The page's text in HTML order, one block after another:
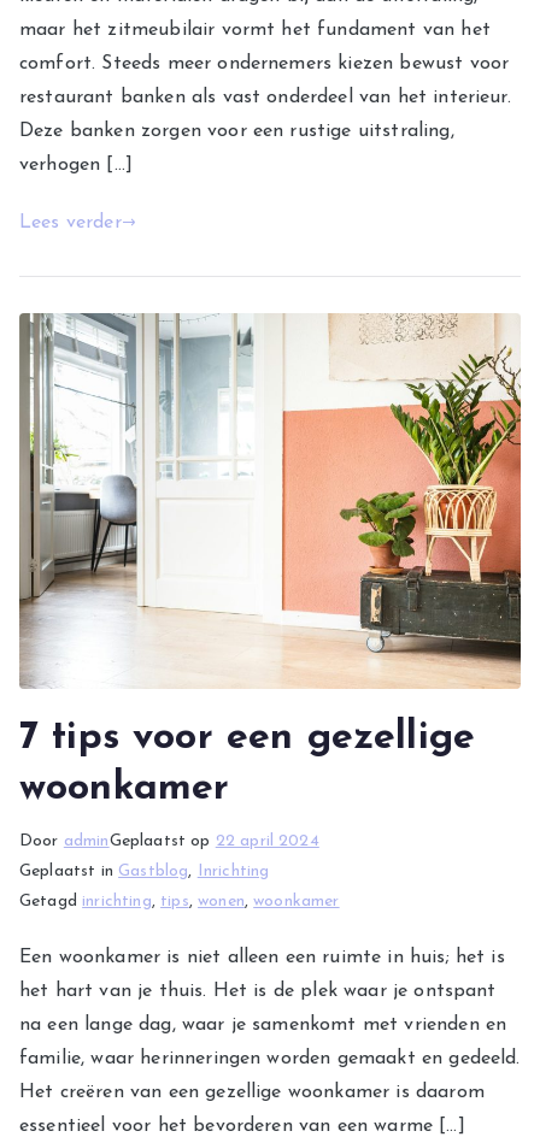
maar het zitmeubilair vormt het fundament van het
comfort. Steeds meer ondernemers kiezen bewust voor
restaurant banken als vast onderdeel van het interieur.
Deze banken zorgen voor een rustige uitstraling,
verhogen […]
Lees verder
7 tips voor een gezellige
woonkamer
Door adminGeplaatst op 22 april 2024
Geplaatst in Gastblog,
Inrichting
Getagd inrichting, tips,wonen,woonkamer
Een woonkamer is niet alleen een ruimte in huis; het is
het hart van je thuis. Het is de plek waar je ontspant
na een lange dag, waar je samenkomt met vrienden en
familie, waar herinneringen worden gemaakt en gedeeld.
Het creëren van een gezellige woonkamer is daarom
essentieel voor het bevorderen van een warme […]